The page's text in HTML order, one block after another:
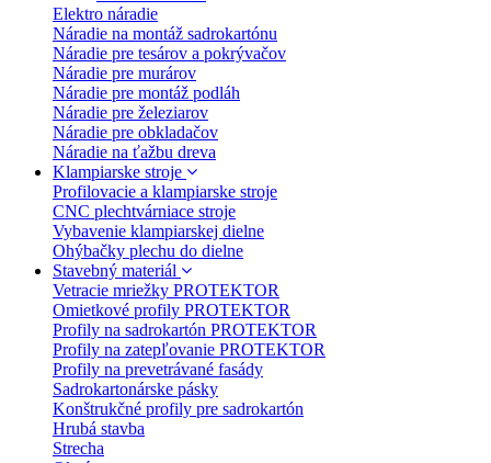
Elektro náradie
Náradie na montáž sadrokartónu
Náradie pre tesárov a pokrývačov
Náradie pre murárov
Náradie pre montáž podláh
Náradie pre železiarov
Náradie pre obkladačov
Náradie na ťažbu dreva
Klampiarske stroje
Profilovacie a klampiarske stroje
CNC plechtvárniace stroje
Vybavenie klampiarskej dielne
Ohýbačky plechu do dielne
Stavebný materiál
Vetracie mriežky PROTEKTOR
Omietkové profily PROTEKTOR
Profily na sadrokartón PROTEKTOR
Profily na zatepľovanie PROTEKTOR
Profily na prevetrávané fasády
Sadrokartonárske pásky
Konštrukčné profily pre sadrokartón
Hrubá stavba
Strecha